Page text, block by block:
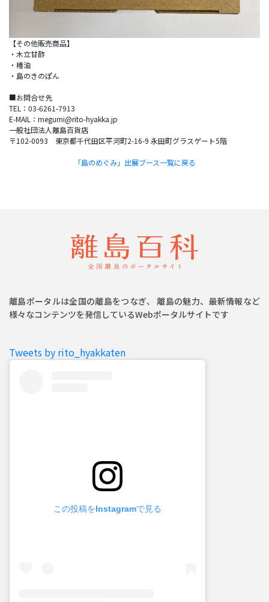
【その他販売商品】
・木立甘酢
・椿油
・島のきのぽん
■お問合せ先
TEL：03-6261-7913
E-MAIL：megumi@rito-hyakka.jp
一般社団法人離島百貨店
〒102-0093 東京都千代田区平河町2-16-9 永田町グラスゲート5階
「島のめぐみ」出展ブース一覧に戻る
離島ポータルは全国の離島をつなぎ、 離島の魅力、最新情報など
様々なコンテンツを発信しているWebポータルサイトです
Tweets by rito_hyakkaten
この投稿をInstagramで見る